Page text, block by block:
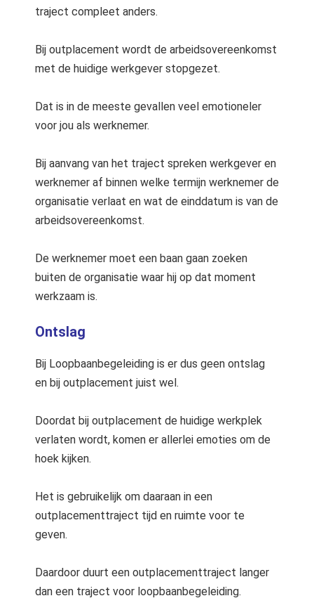
traject compleet anders.
Bij outplacement wordt de arbeidsovereenkomst
met de huidige werkgever stopgezet.
Dat is in de meeste gevallen veel emotioneler
voor jou als werknemer.
Bij aanvang van het traject spreken werkgever en
werknemer af binnen welke termijn werknemer de
organisatie verlaat en wat de einddatum is van de
arbeidsovereenkomst.
De werknemer moet een baan gaan zoeken
buiten de organisatie waar hij op dat moment
werkzaam is.
Ontslag
Bij Loopbaanbegeleiding is er dus geen ontslag
en bij outplacement juist wel.
Doordat bij outplacement de huidige werkplek
verlaten wordt, komen er allerlei emoties om de
hoek kijken.
Het is gebruikelijk om daaraan in een
outplacementtraject tijd en ruimte voor te
geven.
Daardoor duurt een outplacementtraject langer
dan een traject voor loopbaanbegeleiding.